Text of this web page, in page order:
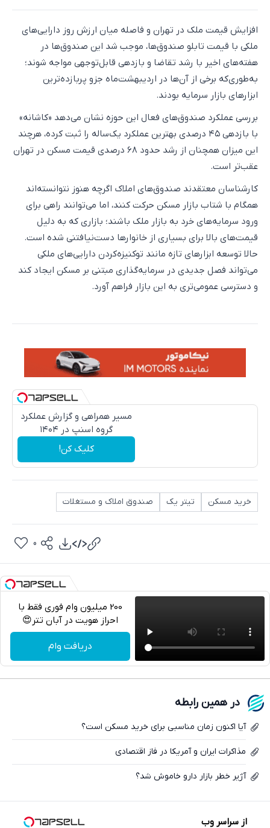
افزایش قیمت ملک در تهران و فاصله میان ارزش روز دارایی‌های
ملکی با قیمت تابلو صندوق‌ها، موجب شد این صندوق‌ها در
هفته‌های اخیر با رشد تقاضا و بازدهی قابل‌توجهی مواجه شوند؛
به‌طوری‌که برخی از آن‌ها در اردیبهشت‌ماه جزو پربازده‌ترین
ابزارهای بازار سرمایه بودند.
بررسی عملکرد صندوق‌های فعال این حوزه نشان می‌دهد «کاشانه»
با بازدهی ۴۵ درصدی بهترین عملکرد یک‌ساله را ثبت کرده، هرچند
این میزان همچنان از رشد حدود ۶۸ درصدی قیمت مسکن در تهران
عقب‌تر است.
کارشناسان معتقدند صندوق‌های املاک اگرچه هنوز نتوانسته‌اند
همگام با شتاب بازار مسکن حرکت کنند، اما می‌توانند راهی برای
ورود سرمایه‌های خرد به بازار ملک باشند؛ بازاری که به دلیل
قیمت‌های بالا برای بسیاری از خانوارها دست‌نیافتنی شده است.
حالا توسعه ابزارهای تازه مانند توکنیزه‌کردن دارایی‌های ملکی
می‌تواند فصل جدیدی در سرمایه‌گذاری مبتنی بر مسکن ایجاد کند
و دسترسی عمومی‌تری به این بازار فراهم آورد.
مسیر همراهی و گزارش عملکرد
گروه اسنپ در ۱۴۰۴
کلیک کن!
خرید مسکن تیتر یک صندوق املاک و مستغلات
واتساپ
0
200 میلیون وام فوری فقط با
احراز هویت در آبان تتر😍
دریافت وام
در همین رابطه
آیا اکنون زمان مناسبی برای خرید مسکن است؟
مذاکرات ایران و آمریکا در فاز اقتصادی
آژیر خطر بازار دارو خاموش شد؟
از سراسر وب